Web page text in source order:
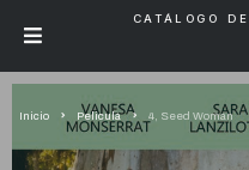
CATÁLOGO
Inicio Pelicula 4, Seed Woman